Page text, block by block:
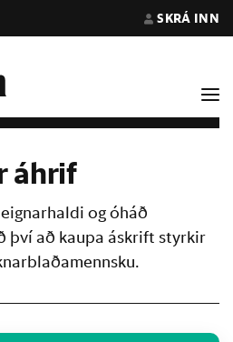
SKRÁ INN
áhrif
og óháð
því að kaupa áskrift styrkir